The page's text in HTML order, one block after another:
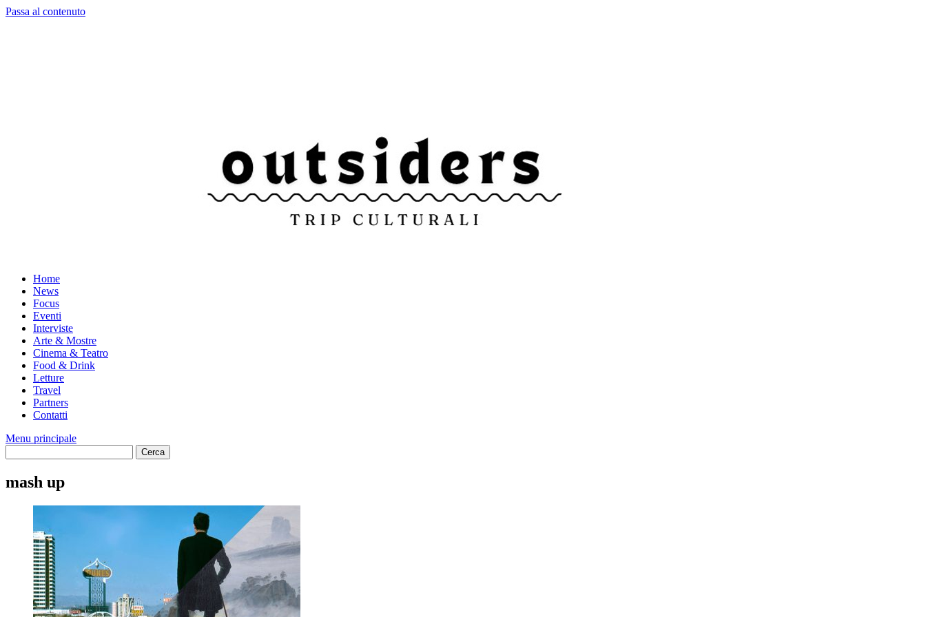
Passa al contenuto
Home
News
Focus
Eventi
Interviste
Arte & Mostre
Cinema & Teatro
Food & Drink
Letture
Travel
Partners
Contatti
Menu principale
mash up